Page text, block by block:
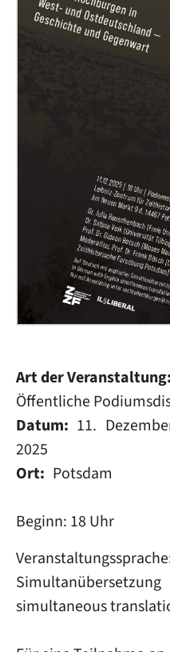
Art der Veranstaltung
Öffentliche
Datum
11.
2025
Ort
Potsdam
Beginn: 18 Uhr
simultaneous